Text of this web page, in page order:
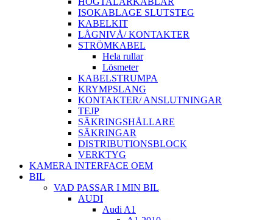
ISOKABLAGE SLUTSTEG
KABELKIT
LÅGNIVÅ/ KONTAKTER
STRÖMKABEL
Hela rullar
Lösmeter
KABELSTRUMPA
KRYMPSLANG
KONTAKTER/ ANSLUTNINGAR
TEJP
SÄKRINGSHÅLLARE
SÄKRINGAR
DISTRIBUTIONSBLOCK
VERKTYG
KAMERA INTERFACE OEM
BIL
VAD PASSAR I MIN BIL
AUDI
Audi A1